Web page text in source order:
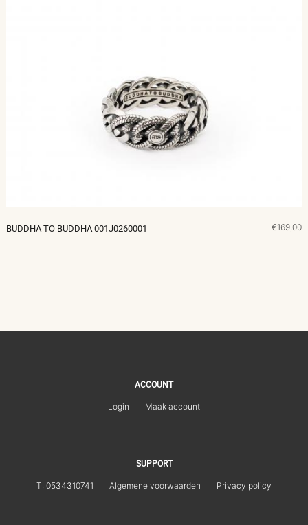
BUDDHA TO BUDDHA 001J0260001 €169,00
ACCOUNT
Login Maak account
SUPPORT
T: 0534310741 Algemene voorwaarden Privacy policy